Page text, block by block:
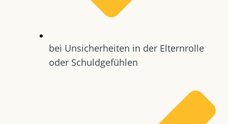
bei Unsicherheiten in der Elternrolle
oder Schuldgefühlen